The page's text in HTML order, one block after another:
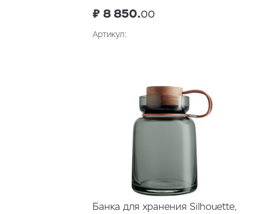
₽ 8 850.00
Артикул:
Банка для хранения Silhouette,